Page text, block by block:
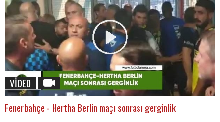
VİDEO
Fenerbahçe - Hertha Berlin maçı sonrası gerginlik